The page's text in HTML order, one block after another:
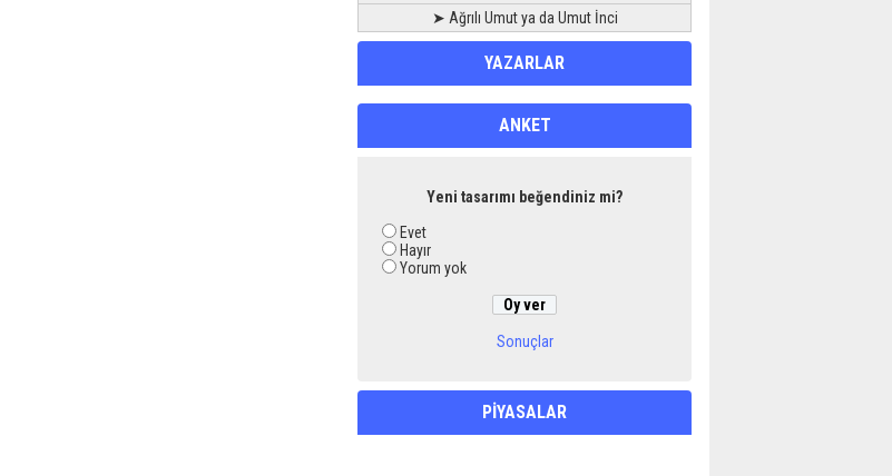
➤ Ağrılı Umut ya da Umut İnci
YAZARLAR
ANKET
Yeni tasarımı beğendiniz mi?
Evet
Hayır
Yorum yok
Sonuçlar
PİYASALAR